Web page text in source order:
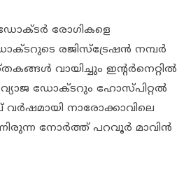
ഡോക്ടര്‍ രോഗികളെ
രജിസ്‌ട്രേഷന്‍ നമ്പര്‍
വായിച്ചും ഇന്‍റര്‍നെറ്റില്‍
വ്യാജ ഡോക്ടറും ഹോസ്പിറ്റല്‍
നാരോക്കാവിലെ
നോര്‍ത്ത് പറവൂര്‍ മാവിന്‍